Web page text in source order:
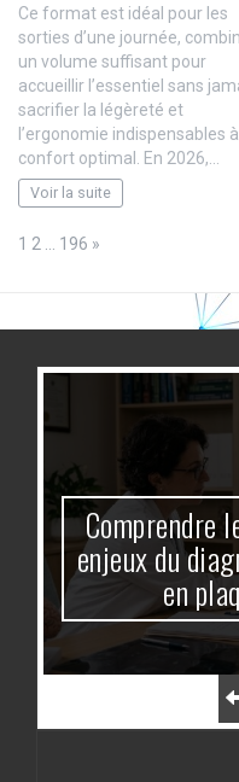
Ce format est idéal pour les
sorties d’une journée,
un volume suffisant pour
accueillir l’essentiel sans
sacrifier la légèreté et
l’ergonomie indispensables
confort optimal. En 2026,…
Voir la suite
Page:
1 2 196 Next
»
Comprendre
enjeux du
en